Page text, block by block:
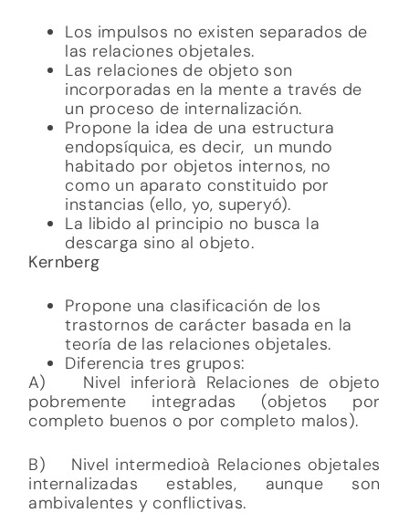
Los impulsos no existen separados de
las relaciones objetales.
Las relaciones de objeto son
incorporadas en la mente a través de
un proceso de internalización.
Propone la idea de una estructura
endopsíquica, es decir, un mundo
habitado por objetos internos, no
como un aparato constituido por
instancias (ello, yo, superyó).
La libido al principio no busca la
descarga sino al objeto.
Kernberg
Propone una clasificación de los
trastornos de carácter basada en la
teoría de las relaciones objetales.
Diferencia tres grupos:
A) Nivel inferiorà Relaciones de objeto
pobremente integradas (objetos por
completo buenos o por completo malos).
B) Nivel intermedioà Relaciones objetales
internalizadas estables, aunque son
ambivalentes y conflictivas.